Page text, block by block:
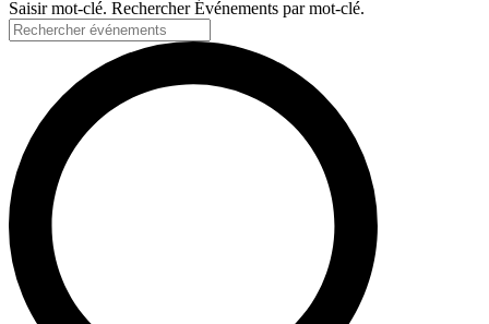
Saisir mot-clé. Rechercher Événements par mot-clé.